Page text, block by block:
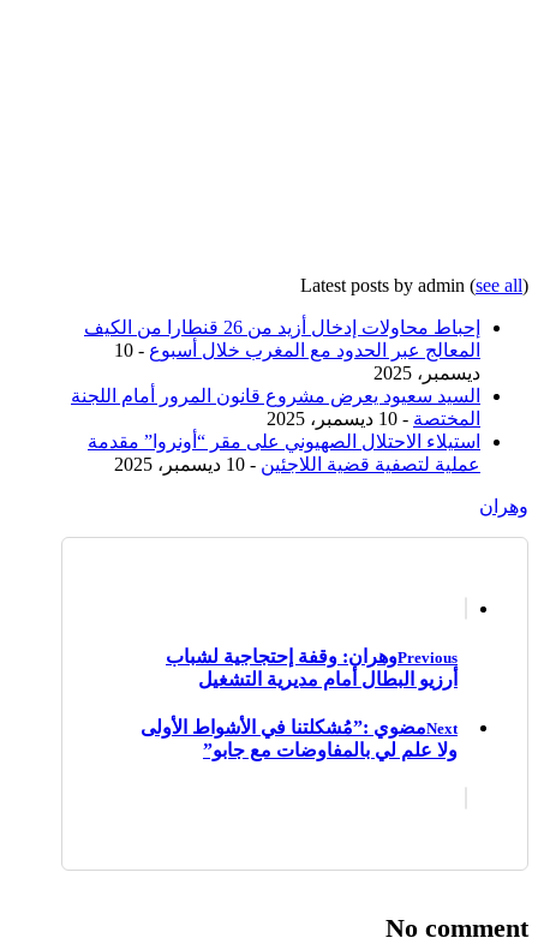
Latest posts by admin (see all)
إحباط محاولات إدخال أزيد من 26 قنطارا من الكيف
المعالج عبر الحدود مع المغرب خلال أسبوع
- 10
ديسمبر، 2025
السيد سعيود يعرض مشروع قانون المرور أمام اللجنة
المختصة - 10 ديسمبر، 2025
استيلاء الاحتلال الصهيوني على مقر “أونروا” مقدمة
عملية لتصفية قضية اللاجئين - 10 ديسمبر، 2025
وهران
Previousوهران: وقفة إحتجاجية لشباب
أرزيو البطال أمام مديرية التشغيل
Nextمضوي :”مُشكلتنا في الأشواط الأولى
ولا علم لي بالمفاوضات مع جابو”
No comment